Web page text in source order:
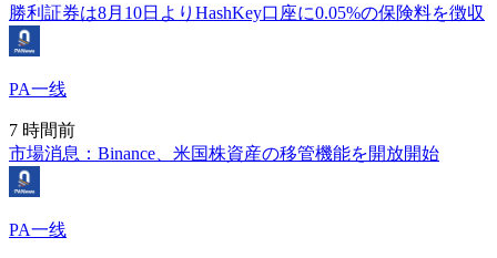
勝利証券は8月10日よりHashKey口座に0.05%の保険料を徴収
PA一线
7 時間前
市場消息：Binance、米国株資産の移管機能を開放開始
PA一线